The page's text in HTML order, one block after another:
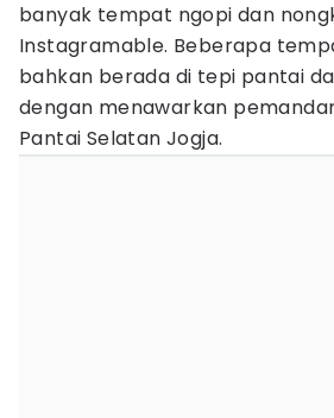
banyak tempat ngopi dan
Instagramable. Beberapa
bahkan berada di tepi pantai
dengan menawarkan
Pantai Selatan Jogja.